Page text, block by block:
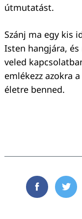
útmutatást.
Szánj ma egy kis
Isten hangjára,
veled
emlékezz azokra
életre benned.
Facebook